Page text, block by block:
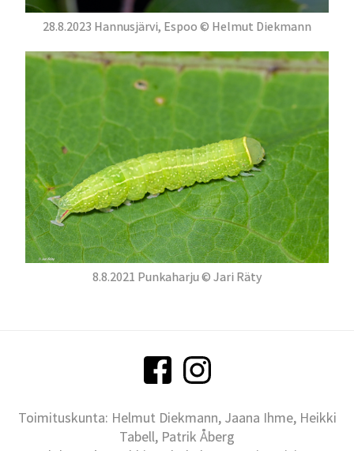
28.8.2023 Hannusjärvi, Espoo © Helmut Diekmann
8.8.2021 Punkaharju © Jari Räty
Toimituskunta: Helmut Diekmann, Jaana Ihme, Heikki
Tabell, Patrik Åberg